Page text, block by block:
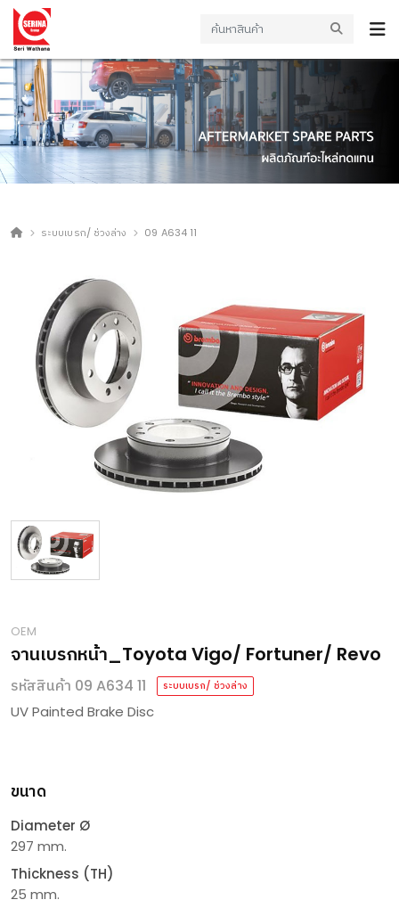
ระบบเบรก/ ช่วงล่าง 09 A634 11
OEM
จานเบรกหน้า_Toyota Vigo/ Fortuner/ Revo
รหัสสินค้า 09 A634 11 ระบบเบรก/ ช่วงล่าง
UV Painted Brake Disc
ขนาด
Diameter Ø
297 mm.
Thickness (TH)
25 mm.